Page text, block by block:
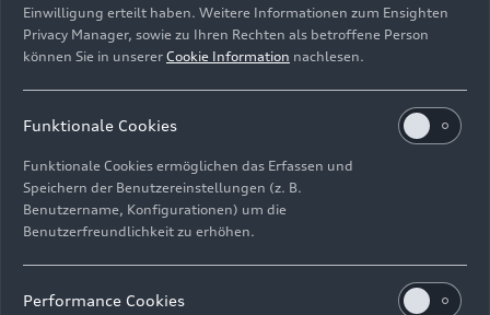
monochromatische und kohärente blaue
Laserstrahl hat eine Wellenlänge von 450
Nanometern. Ein Phosphorkonverter wandelt ihn
in verkehrstaugliches, weißes Licht mit 5.500
Kelvin Farbtemperatur um – ideale Bedingungen
für das menschliche Auge: Fahrer_innen können
Kontraste besser erkennen und ermüden weniger
schnell. Damit bietet ihm der Laserspot, der ab
einer Geschwindigkeit von 70 km/h aktiv wird,
Fahrzeuge in seiner Reichweite erkennt, blendet
Einwilligung erteilt haben. Weitere Informationen zum Ensighten
Privacy Manager, sowie zu Ihren Rechten als betroffene Person
können Sie in unserer Cookie Information nachlesen.
Funktionale Cookies
Funktionale Cookies ermöglichen das Erfassen und
Speichern der Benutzereinstellungen (z. B.
Benutzername, Konfigurationen) um die
Benutzerfreundlichkeit zu erhöhen.
Performance Cookies